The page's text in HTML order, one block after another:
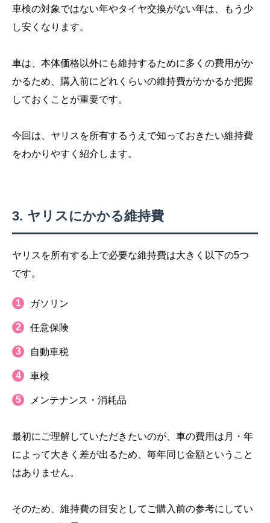
車検の対象ではない年やタイヤ交換がない年は、もう少
し安くなります。
車は、本体価格以外にも維持するために多くの費用がか
かるため、購入前にどれくらいの維持費がかかるか把握
しておくことが重要です。
今回は、ヤリスを所有するうえで知っておきたい維持費
をわかりやすく紹介します。
ヤリスにかかる維持費
ヤリスを所有する上で必要な維持費は大きく以下の5つ
です。
ガソリン
任意保険
自動車税
車検
メンテナンス・消耗品
最初にご理解していただきたいのが、車の費用は月・年
によって大きく差が出るため、毎年同じ金額ということ
はありません。
そのため、維持費の目安としてご購入前の参考にしてい